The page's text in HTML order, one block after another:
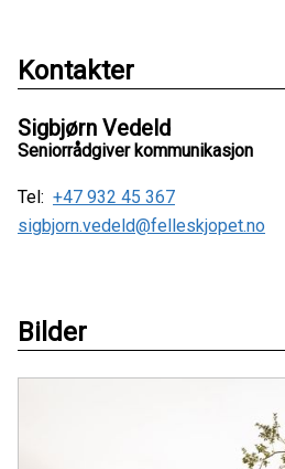
Kontakter
Sigbjørn Vedeld
Seniorrådgiver kommunikasjon
Tel: +47 932 45 367
sigbjorn.vedeld@felleskjopet.no
Bilder